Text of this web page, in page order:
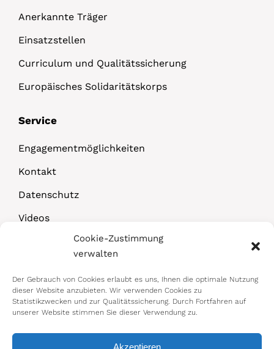
Cookie-Zustimmung
verwalten
Der Gebrauch von Cookies erlaubt es uns, Ihnen die optimale Nutzung
dieser Website anzubieten. Wir verwenden Cookies zu
Statistikzwecken und zur Qualitätssicherung. Durch Fortfahren auf
unserer Website stimmen Sie dieser Verwendung zu.
Akzeptieren
Anerkannte Träger
Einsatzstellen
Curriculum und Qualitätssicherung
Europäisches Solidaritätskorps
Service
Engagementmöglichkeiten
Kontakt
Datenschutz
Videos